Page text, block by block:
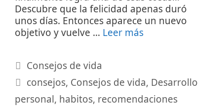
Descubre que la felicidad apenas duró
unos días. Entonces aparece un nuevo
objetivo y vuelve … Leer más
Categorías
Consejos de vida
Etiquetas
consejos, Consejos de vida, Desarrollo
personal, habitos, recomendaciones